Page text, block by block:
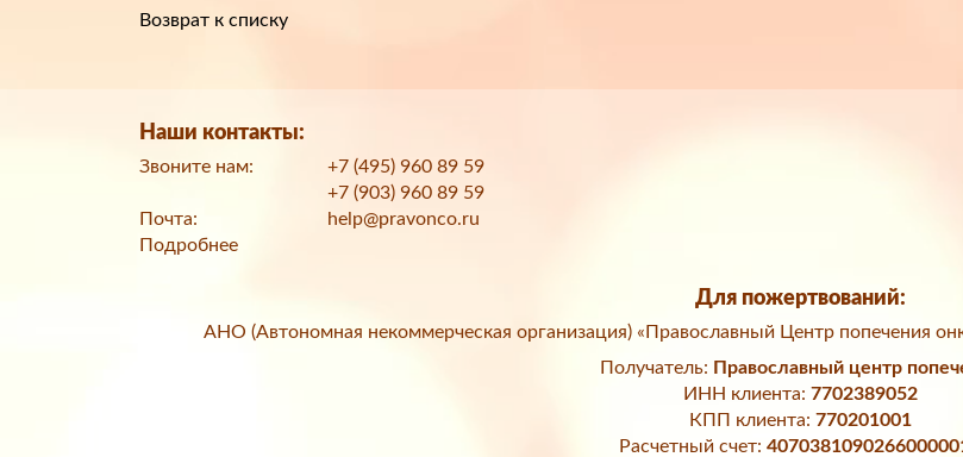
Возврат к списку
Наши контакты:
Звоните нам:
+7 (495) 960 89 59
+7 (903) 960 89 59
Почта:
help@pravonco.ru
Подробнее
Для пожертвований:
АНО (Автономная некоммерческая организация) «Православный Центр попечения
Получатель: Православный центр
ИНН клиента: 7702389052
КПП клиента: 770201001
Расчетный счет: